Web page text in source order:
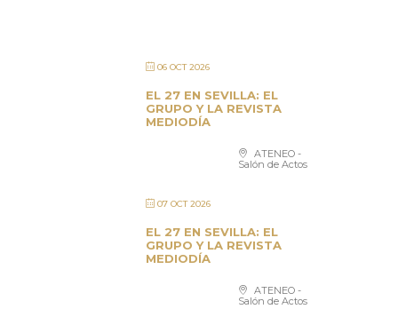
06 OCT 2026
EL 27 EN SEVILLA: EL
GRUPO Y LA REVISTA
MEDIODÍA
ATENEO -
Salón de Actos
07 OCT 2026
EL 27 EN SEVILLA: EL
GRUPO Y LA REVISTA
MEDIODÍA
ATENEO -
Salón de Actos